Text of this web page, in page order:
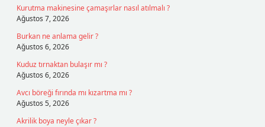
Kurutma makinesine çamaşırlar nasıl atılmalı ?
Ağustos 7, 2026
Burkan ne anlama gelir ?
Ağustos 6, 2026
Kuduz tırnaktan bulaşır mı ?
Ağustos 6, 2026
Avcı böreği fırında mı kızartma mı ?
Ağustos 5, 2026
Akrilik boya neyle çıkar ?